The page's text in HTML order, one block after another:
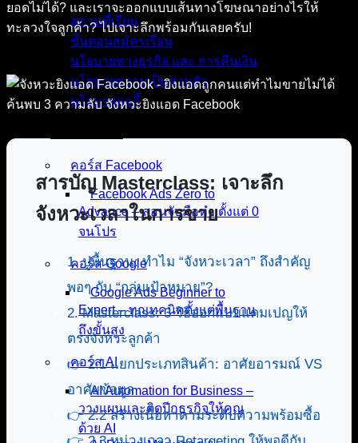
สถานที่เรียน
ขั้นตอนสมัครเรียน
นโยบายทางธุรกิจ และ การคืนเงิน
นโยบายความเป็นส่วนตัว
นโยบายคุกกี้
คอร์ส Facebook
Facebook Ads Zero to
Advance – สอนจับมือทำ ตั้งแต่ 0
จนโปร
คอร์ส Google
Google Ads Beginner to
Expert – ทุกเทคนิคตั้งแต่พื้นฐาน
ถึงขั้นสูง
คอร์ส AI
AI Automation for Business –
วางแผนและติดปีกธุรกิจให้คุณ
ด้วย AI
ยอดไม่ได้? และเราจะออกแบบเส้นทางโฆษณาอย่างไรให้
ทะลวงใจลูกค้า? ไปเจาะลึกพร้อมกันเลยครับ!
สารบัญ Masterclass: เจาะลึก
จังหวะเวลาในการขาย
1. ปูพื้นฐาน: ทำไม “จังหวะเวลา” ถึงสำคัญ
พอๆ กับ “กลุ่มเป้าหมาย”?
2. Masterclass: 3 วิธีออกแบบแคมเปญให้
ตรงจังหวะลูกค้า
👉 2.1 แยกประเภทสินค้า: อาศัยอารมณ์ VS
อาศัยข้อมูล
👉 2.2 สร้างเนื้อหาตามระดับความพร้อมซื้อ